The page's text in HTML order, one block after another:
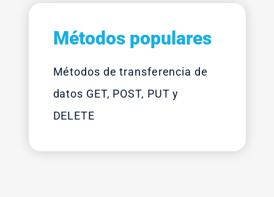
Métodos populares
Métodos de transferencia de
datos GET, POST, PUT y
DELETE